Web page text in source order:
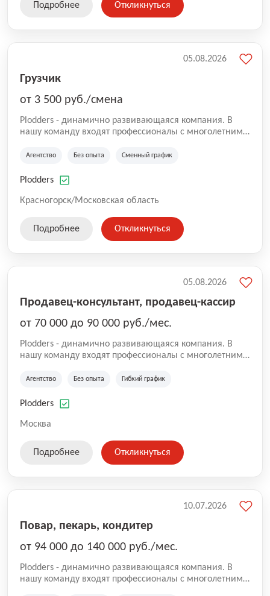
Подробнее Откликнуться
Грузчик
от 3 500 руб./смена
Plodders - динамично развивающаяся компания. В
нашу команду входят профессионалы с многолетним
на рынке аутсорсинга, а накопленный опыт позволяют
оказываемых услуг.
Агентство Без опыта Сменный график
Plodders
Красногорск/Московская область
05.08.2026
Подробнее Откликнуться
Продавец-консультант, продавец-кассир
от 70 000 до 90 000 руб./мес.
Plodders - динамично развивающаяся компания. В
нашу команду входят профессионалы с многолетним
на рынке аутсорсинга, а накопленный опыт позволяют
оказываемых услуг.
Агентство Без опыта Гибкий график
Plodders
Москва
05.08.2026
Подробнее Откликнуться
Повар, пекарь, кондитер
от 94 000 до 140 000 руб./мес.
Plodders - динамично развивающаяся компания. В
нашу команду входят профессионалы с многолетним
10.07.2026